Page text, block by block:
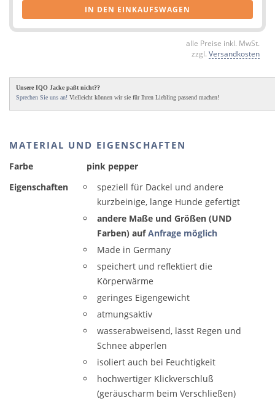
IN DEN EINKAUFSWAGEN
alle Preise inkl. MwSt.
zzgl. Versandkosten
Unsere IQO Jacke paßt nicht??
Sprechen Sie uns an! Vielleicht können wir sie für Ihren Liebling passend machen!
MATERIAL UND EIGENSCHAFTEN
Farbe
pink pepper
Eigenschaften
speziell für Dackel und andere
kurzbeinige, lange Hunde gefertigt
andere Maße und Größen (UND
Farben) aufAnfrage möglich
Made in Germany
speichert und reflektiert die
Körperwärme
geringes Eigengewicht
atmungsaktiv
wasserabweisend, lässt Regen und
Schnee abperlen
isoliert auch bei Feuchtigkeit
hochwertiger Klickverschluß
(geräuscharm beim Verschließen)